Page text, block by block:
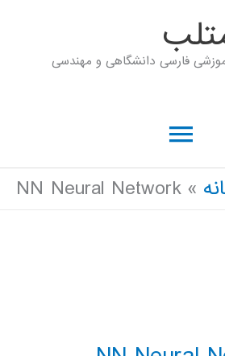
فارسی دانشگاهی و مهندسی
فهرست
اصلی
NN Neural Network